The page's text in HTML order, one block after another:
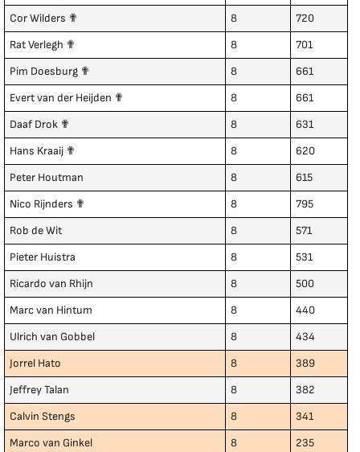
Cor Wilders ✟
8
720
Rat Verlegh ✟
8
701
Pim Doesburg ✟
8
661
Evert van der Heijden ✟
8
661
Daaf Drok ✟
8
631
Hans Kraaij ✟
8
620
Peter Houtman
8
615
Nico Rijnders ✟
8
795
Rob de Wit
8
571
Pieter Huistra
8
531
Ricardo van Rhijn
8
500
Marc van Hintum
8
440
Ulrich van Gobbel
8
434
Jorrel Hato
8
389
Jeffrey Talan
8
382
Calvin Stengs
8
341
Marco van Ginkel
8
235